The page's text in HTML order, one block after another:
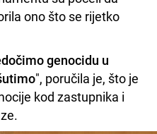
ono što se rijetko
genocidu u
", poručila je, što je
kod zastupnika i